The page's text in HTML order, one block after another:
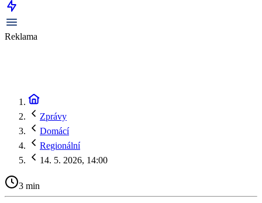
Reklama
Zprávy
Domácí
Regionální
14. 5. 2026, 14:00
3 min